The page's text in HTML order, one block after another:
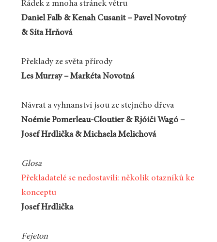
Řádek z mnoha stránek větru
Daniel Falb & Kenah Cusanit – Pavel Novotný
& Síta Hrňová
Překlady ze světa přírody
Les Murray – Markéta Novotná
Návrat a vyhnanství jsou ze stejného dřeva
Noémie Pomerleau-Cloutier & Rjóiči Wagó –
Josef Hrdlička & Michaela Melichová
Glosa
Překladatelé se nedostavili: několik otazníků ke
konceptu
Josef Hrdlička
Fejeton